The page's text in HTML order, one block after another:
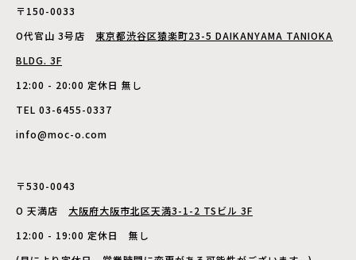
〒150-0033
O代官山 3号店 東京都渋谷区猿楽町23-5 DAIKANYAMA TANIOKA
BLDG. 3F
12:00 - 20:00 定休日 無し
TEL 03-6455-0337
info@moc-o.com
〒530-0043
O 天満店 大阪府大阪市北区天満3-1-2 TSビル 3F
12:00 - 19:00 定休日 無し